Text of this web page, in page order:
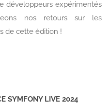
développeurs expérimentés
nos retours sur les
de cette édition !
SYMFONY LIVE 2024